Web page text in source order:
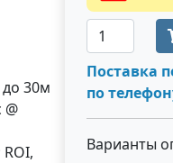
до 30м
Поставка
по
Варианты